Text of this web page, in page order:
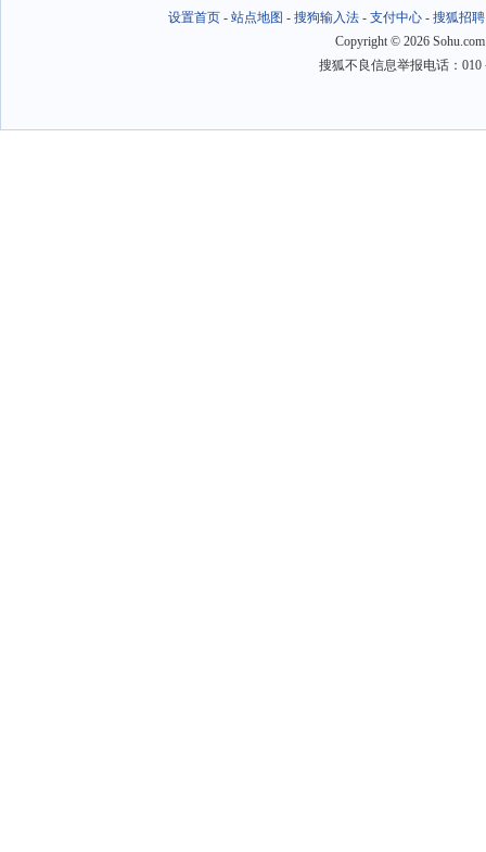
设置首页- 站点地图 - 搜狗输入法- 支付中心- 搜狐招聘
Copyright © 2026
搜狐不良信息举报电话：010